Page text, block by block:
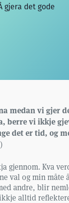
gjera det gode
medan vi gjer
berre vi ikkje
det er tid, og
gjennom. Kva
val og min måte
andre, blir
alltid